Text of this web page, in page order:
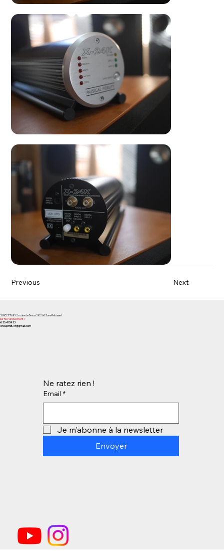
Previous Next
HIFI 2 route de Dreux 28260 Sorel-Moussel
RDV uniquement)
35 41 59 33
Ne ratez rien !
Email *
Je m'abonne à la newsletter
Envoyer